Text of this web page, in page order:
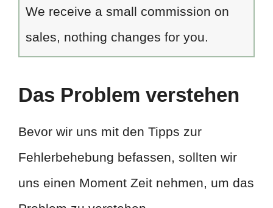
We receive a small commission on
sales, nothing changes for you.
Das Problem verstehen
Bevor wir uns mit den Tipps zur
Fehlerbehebung befassen, sollten wir
uns einen Moment Zeit nehmen, um das